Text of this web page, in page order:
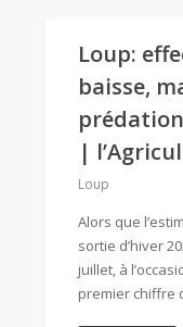
Loup:
baisse,
|
Loup
Alors que
sortie d’hiver
juillet, à
premier chiffre